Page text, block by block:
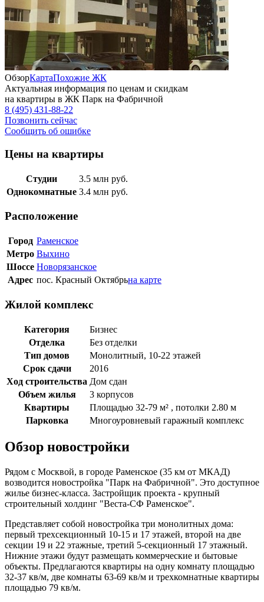
ОбзорКартаПохожие ЖК
Актуальная информация по ценам и скидкам
на квартиры в ЖК Парк на Фабричной
8 (495) 431-88-22
Позвонить сейчас
Сообщить об ошибке
Цены на квартиры
Студии 3.5 млн руб.
Однокомнатные 3.4 млн руб.
Расположение
Город Раменское
Метро Выхино
Шоссе Новорязанское
Адрес пос. Красный Октябрьна карте
Жилой комплекс
Категория
Бизнес
Отделка
Без отделки
Тип домов
Монолитный, 10-22 этажей
Срок сдачи
2016
Ход строительства Дом сдан
Объем жилья
3 корпусов
Квартиры
Площадью 32-79 м² , потолки 2.80 м
Парковка
Многоуровневый гаражный комплекс
Обзор новостройки
Рядом с Москвой, в городе Раменское (35 км от МКАД)
возводится новостройка "Парк на Фабричной". Это доступное
жилье бизнес-класса. Застройщик проекта - крупный
строительный холдинг "Веста-СФ Раменское".
Представляет собой новостройка три монолитных дома:
первый трехсекционный 10-15 и 17 этажей, второй на две
секции 19 и 22 этажные, третий 5-секционный 17 этажный.
Нижние этажи будут размещать коммерческие и бытовые
объекты. Предлагаются квартиры на одну комнату площадью
32-37 кв/м, две комнаты 63-69 кв/м и трехкомнатные квартиры
площадью 79 кв/м.